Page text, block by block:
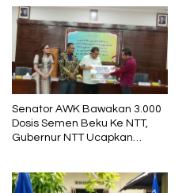
Senator AWK Bawakan 3.000
Dosis Semen Beku Ke NTT,
Gubernur NTT Ucapkan